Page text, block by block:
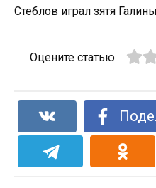
Стеблов играл зятя
Оцените статью